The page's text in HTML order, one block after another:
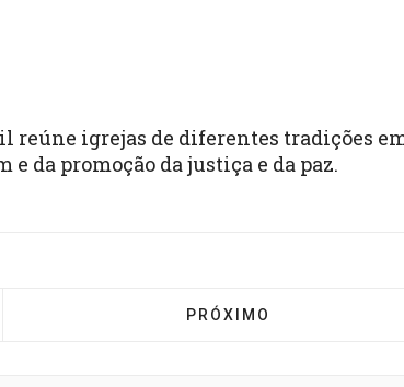
reúne igrejas de diferentes tradições
da promoção da justiça e da paz.
A ESPERANÇA, ANO NOVO QUE
PRÓXIMO ARTIGO:
PRÓXIMO